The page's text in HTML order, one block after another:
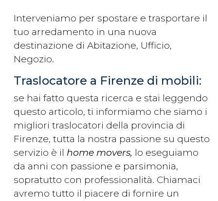
Interveniamo per spostare e trasportare il
tuo arredamento in una nuova
destinazione di Abitazione, Ufficio,
Negozio.
Traslocatore a Firenze di mobili:
se hai fatto questa ricerca e stai leggendo
questo articolo, ti informiamo che siamo i
migliori traslocatori della provincia di
Firenze, tutta la nostra passione su questo
servizio è il home movers, lo eseguiamo
da anni con passione e parsimonia,
sopratutto con professionalità. Chiamaci
avremo tutto il piacere di fornire un